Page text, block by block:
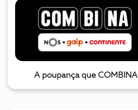
A poupança que COMBINA